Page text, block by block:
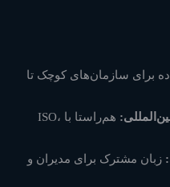
برای سازمان‌های کوچک تا
هم‌راستا با ISO،
زبان مشترک برای مدیران و